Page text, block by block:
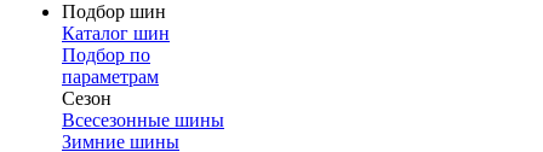
Подбор шин
Каталог шин
Подбор по
параметрам
Сезон
Всесезонные шины
Зимние шины